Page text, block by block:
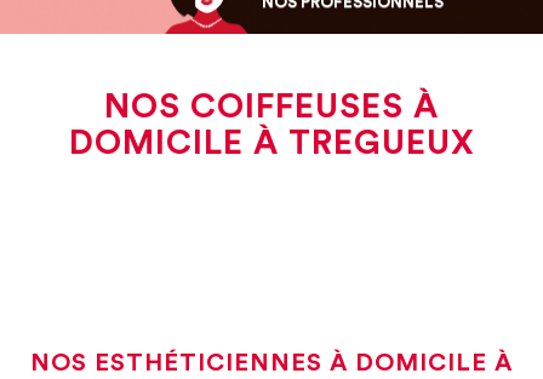
NOS COIFFEUSES À
DOMICILE À TREGUEUX
NOS ESTHÉTICIENNES À DOMICILE À